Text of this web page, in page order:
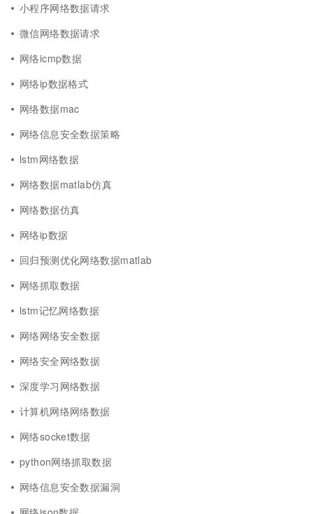
小程序网络数据请求
微信网络数据请求
网络icmp数据
网络ip数据格式
网络数据mac
网络信息安全数据策略
lstm网络数据
网络数据matlab仿真
网络数据仿真
网络ip数据
回归预测优化网络数据matlab
网络抓取数据
lstm记忆网络数据
网络网络安全数据
网络安全网络数据
深度学习网络数据
计算机网络网络数据
网络socket数据
python网络抓取数据
网络信息安全数据漏洞